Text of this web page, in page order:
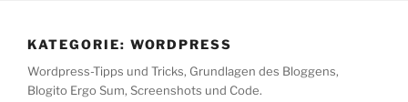
KATEGORIE: WORDPRESS
Wordpress-Tipps und Tricks, Grundlagen des Bloggens,
Blogito Ergo Sum, Screenshots und Code.